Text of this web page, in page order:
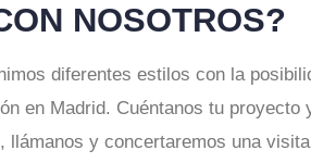
NOSOTROS?
diferentes estilos con la
en Madrid. Cuéntanos tu
llámanos y concertaremos una